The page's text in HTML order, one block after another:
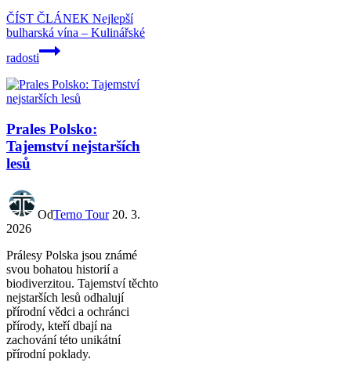
ČÍST ČLÁNEK Nejlepší
bulharská vína – Kulinářské
radosti
Prales Polsko:
Tajemství nejstarších
lesů
OdTerno Tour 20. 3.
2026
Prálesy Polska jsou známé
svou bohatou historií a
biodiverzitou. Tajemství těchto
nejstarších lesů odhalují
přírodní vědci a ochránci
přírody, kteří dbají na
zachování této unikátní
přírodní poklady.